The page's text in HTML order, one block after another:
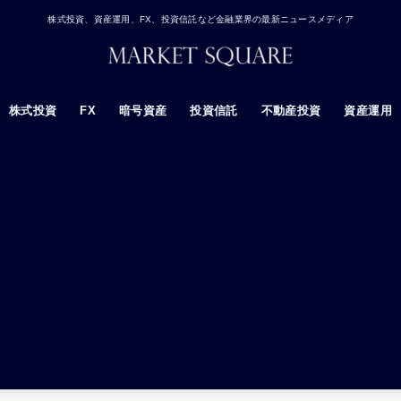
株式投資、資産運用、FX、投資信託など金融業界の最新ニュースメディア
株式投資 FX 暗号資産 投資信託 不動産投資 資産運用